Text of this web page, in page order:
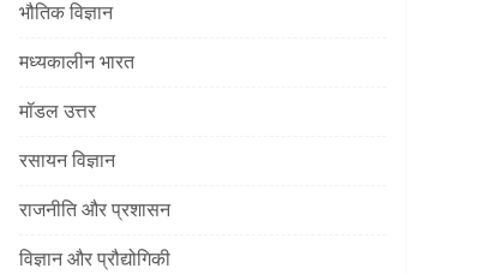
भौतिक विज्ञान
मध्यकालीन भारत
मॉडल उत्तर
रसायन विज्ञान
राजनीति और प्रशासन
विज्ञान और प्रौद्योगिकी